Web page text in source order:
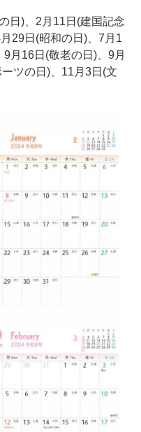
日)、2月11日(建国記念
29日(昭和の日)、7月1
月16日(敬老の日)、9月
ツの日)、11月3日(文